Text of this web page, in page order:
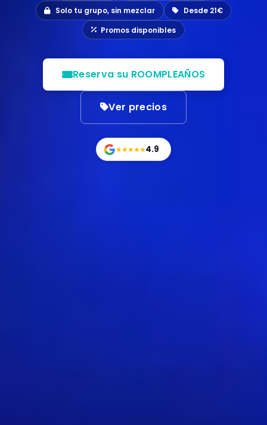
Solo tu grupo, sin mezclar
Desde 21€
Promos disponibles
Reserva su ROOMPLEAÑOS
Ver precios
★★★★★4.9